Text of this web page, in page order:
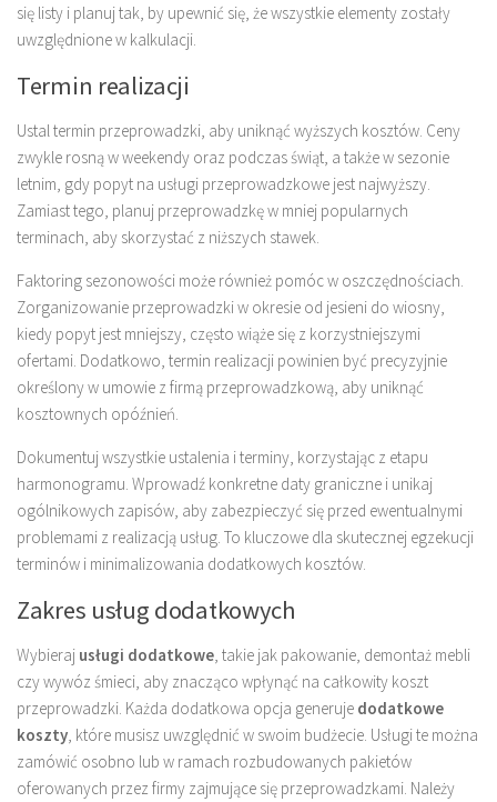
się listy i planuj tak, by upewnić się, że wszystkie elementy zostały
uwzględnione w kalkulacji.
Termin realizacji
Ustal termin przeprowadzki, aby uniknąć wyższych kosztów. Ceny
zwykle rosną w weekendy oraz podczas świąt, a także w sezonie
letnim, gdy popyt na usługi przeprowadzkowe jest najwyższy.
Zamiast tego, planuj przeprowadzkę w mniej popularnych
terminach, aby skorzystać z niższych stawek.
Faktoring sezonowości może również pomóc w oszczędnościach.
Zorganizowanie przeprowadzki w okresie od jesieni do wiosny,
kiedy popyt jest mniejszy, często wiąże się z korzystniejszymi
ofertami. Dodatkowo, termin realizacji powinien być precyzyjnie
określony w umowie z firmą przeprowadzkową, aby uniknąć
kosztownych opóźnień.
Dokumentuj wszystkie ustalenia i terminy, korzystając z etapu
harmonogramu. Wprowadź konkretne daty graniczne i unikaj
ogólnikowych zapisów, aby zabezpieczyć się przed ewentualnymi
problemami z realizacją usług. To kluczowe dla skutecznej egzekucji
terminów i minimalizowania dodatkowych kosztów.
Zakres usług dodatkowych
Wybieraj usługi dodatkowe , takie jak pakowanie, demontaż mebli
czy wywóz śmieci, aby znacząco wpłynąć na całkowity koszt
przeprowadzki. Każda dodatkowa opcja generuje dodatkowe
koszty , które musisz uwzględnić w swoim budżecie. Usługi te można
zamówić osobno lub w ramach rozbudowanych pakietów
oferowanych przez firmy zajmujące się przeprowadzkami. Należy